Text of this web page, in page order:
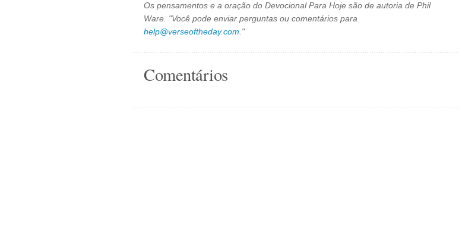
Os pensamentos e a oração do Devocional Para Hoje são de autoria de Phil
Ware. "Você pode enviar perguntas ou comentários para
help@verseoftheday.com ."
Comentários